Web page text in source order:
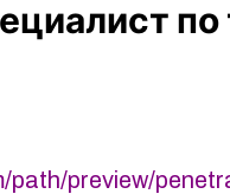
по
path/preview/